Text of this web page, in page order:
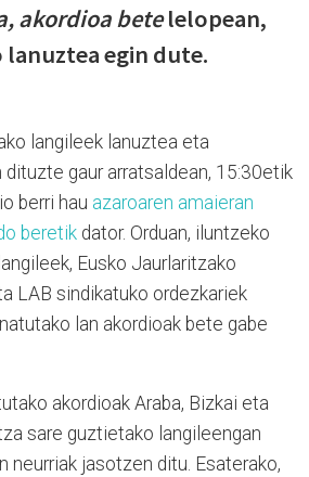
akordioa betelelopean,
egin dute.
langileek lanuztea eta
gaur arratsaldean, 15:30etik
berri hau azaroaren amaieran
beretik dator. Orduan, iluntzeko
Eusko Jaurlaritzako
LAB sindikatuko ordezkariek
lan akordioak bete gabe
akordioak Araba, Bizkai eta
sare guztietako langileengan
neurriak jasotzen ditu. Esaterako,